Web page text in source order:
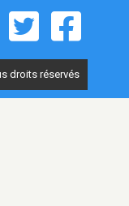
droits réservés